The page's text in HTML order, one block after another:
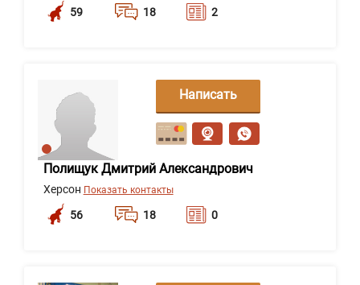
59 18 2
Полищук Дмитрий Александрович
Херсон Показать контакты
56 18 0
Написать
сообщение